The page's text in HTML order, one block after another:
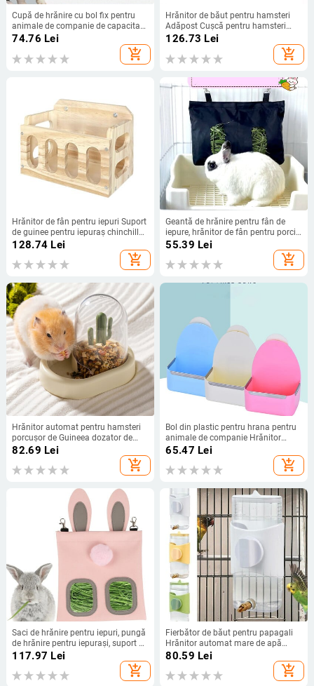
Cupă de hrănire cu bol fix pentru
animale de companie de capacitate
mare, porcușor de Guineea, dozator
de alimente pentru chinchilla,
castron, consumabile pentru
74.76 Lei
add_shopping_cart
Hrănitor de băut pentru hamsteri
Adăpost Cușcă pentru hamsteri
Casă de alimentare cu apă Veselă 3
în 1 Prevenirea scurgerilor de apă
Iepure de companie
126.73 Lei
add_shopping_cart
Hrănitor de fân pentru iepuri Suport
de guinee pentru iepuraș chinchilla
Suport din lemn Cușcă pentru
animale Maner din lemn pentru
hrănire Bol din lemn pentru animale
128.74 Lei
add_shopping_cart
Geantă de hrănire pentru fân de
iepure, hrănitor de fân pentru porci
de Guineea, pungă de depozitare
pentru hrănire agățată pentru
animale mici hamster, saci de
pentru animale de companie
55.39 Lei
add_shopping_cart
Hrănitor automat pentru hamsteri
porcușor de Guineea dozator de
mâncare castron pentru animale de
companie iepure arici veveriță
ustensile de hrănire accesorii pentru
82.69 Lei
add_shopping_cart
Bol din plastic pentru hrana pentru
animale de companie Hrănitor
pentru iepuri, fixat de mare
65.47 Lei
add_shopping_cart
Saci de hrănire pentru iepuri, pungă
de hrănire pentru iepurași, suport de
depozitare rezistent la apă, pentru
hamster, chinchilla, cobai, animale
de companie mici
117.97 Lei
add_shopping_cart
Fierbător de băut pentru papagali
Hrănitor automat mare de apă
pentru animale de companie
chinchilla iepure cană de apă cușcă
în aer liber adăpator de găini pentru
80.59 Lei
add_shopping_cart